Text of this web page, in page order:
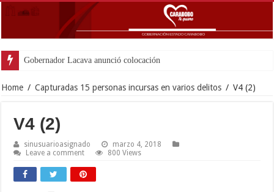
Gobernador Lacava anunció colocación de más de mil 5
Home / Capturadas 15 personas incursas en varios delitos / V4 (2)
V4 (2)
sinusuarioasignado
marzo 4, 2018
Leave a comment
800 Views